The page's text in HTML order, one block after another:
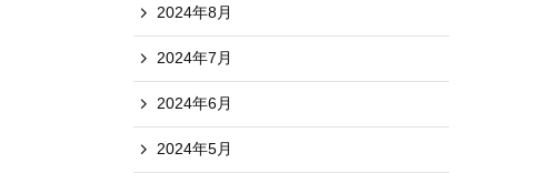
2024年8月
2024年7月
2024年6月
2024年5月